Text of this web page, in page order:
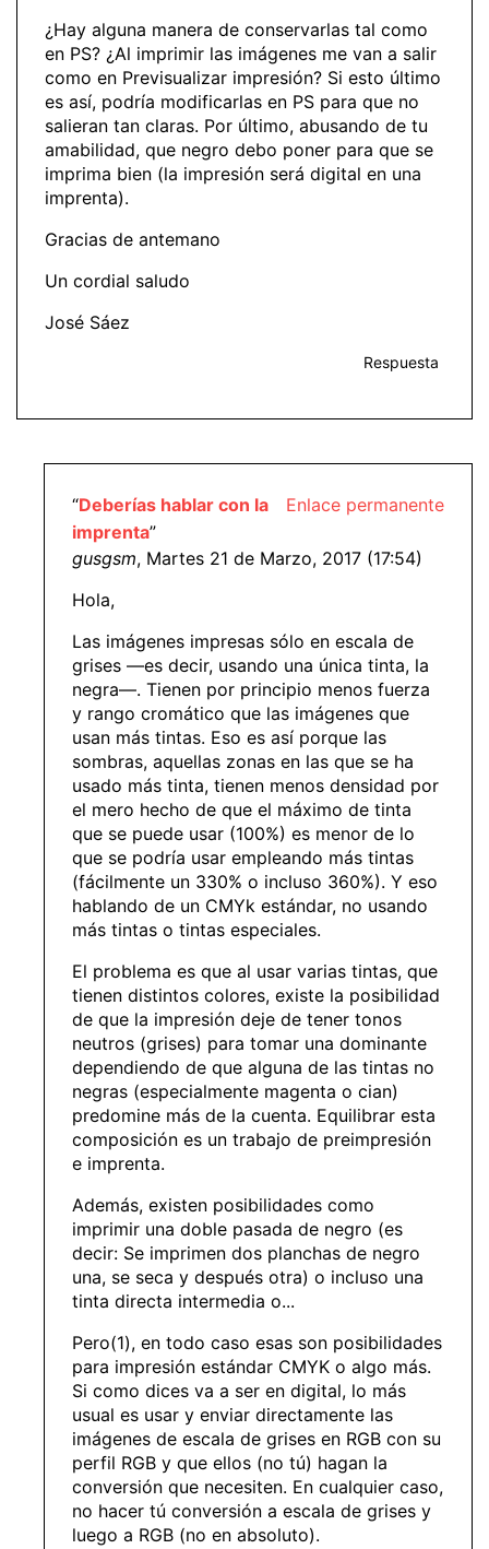
¿Hay alguna manera de conservarlas tal como
en PS? ¿Al imprimir las imágenes me van a salir
como en Previsualizar impresión? Si esto último
es así, podría modificarlas en PS para que no
salieran tan claras. Por último, abusando de tu
amabilidad, que negro debo poner para que se
imprima bien (la impresión será digital en una
imprenta).
Gracias de antemano
Un cordial saludo
José Sáez
Respuesta
Enlace permanente
“Deberías hablar con la
imprenta”
gusgsm, Martes 21 de Marzo, 2017 (17:54)
Hola,
Las imágenes impresas sólo en escala de
grises —es decir, usando una única tinta, la
negra—. Tienen por principio menos fuerza
y rango cromático que las imágenes que
usan más tintas. Eso es así porque las
sombras, aquellas zonas en las que se ha
usado más tinta, tienen menos densidad por
el mero hecho de que el máximo de tinta
que se puede usar (100%) es menor de lo
que se podría usar empleando más tintas
(fácilmente un 330% o incluso 360%). Y eso
hablando de un CMYk estándar, no usando
más tintas o tintas especiales.
El problema es que al usar varias tintas, que
tienen distintos colores, existe la posibilidad
de que la impresión deje de tener tonos
neutros (grises) para tomar una dominante
dependiendo de que alguna de las tintas no
negras (especialmente magenta o cian)
predomine más de la cuenta. Equilibrar esta
composición es un trabajo de preimpresión
e imprenta.
Además, existen posibilidades como
imprimir una doble pasada de negro (es
decir: Se imprimen dos planchas de negro
una, se seca y después otra) o incluso una
tinta directa intermedia o...
Pero(1), en todo caso esas son posibilidades
para impresión estándar CMYK o algo más.
Si como dices va a ser en digital, lo más
usual es usar y enviar directamente las
imágenes de escala de grises en RGB con su
perfil RGB y que ellos (no tú) hagan la
conversión que necesiten. En cualquier caso,
no hacer tú conversión a escala de grises y
luego a RGB (no en absoluto).